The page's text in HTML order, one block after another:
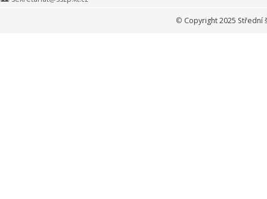
© Copyright 2025 Střední